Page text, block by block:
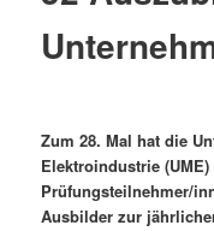
Zum 28. Mal hat die
Elektroindustrie
Prüfungsteilnehmer/
Ausbilder zur